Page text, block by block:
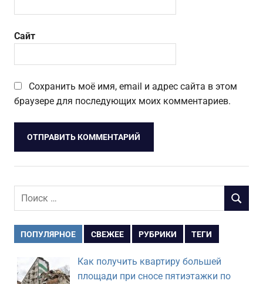
Сайт
Сохранить моё имя, email и адрес сайта в этом
браузере для последующих моих комментариев.
Поиск
ПОИСК
ПОПУЛЯРНОЕ СВЕЖЕЕ РУБРИКИ ТЕГИ
Как получить квартиру большей
площади при сносе пятиэтажки по